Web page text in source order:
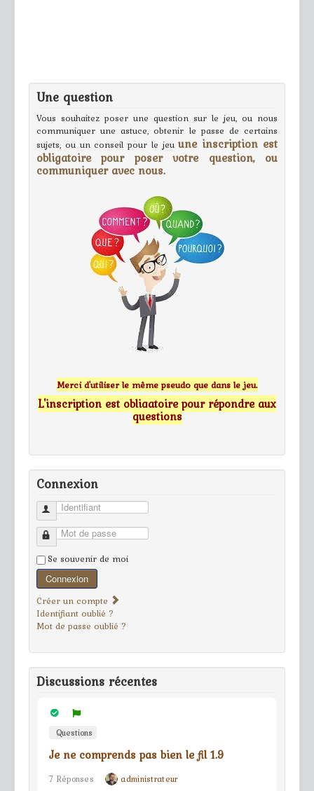
Une question
Vous souhaitez poser une question sur le jeu, ou nous
communiquer une astuce, obtenir le passe de certains
sujets, ou un conseil pour le jeuune inscription est
obligatoire pour poser votre question, ou
communiquer avec nous.
Merci d'utiliser le même pseudo que dans le jeu.
L'inscription est obligatoire pour répondre aux
questions
Connexion
Identifiant
Mot de passe
Se souvenir de moi
Connexion
Créer un compte
Identifiant oublié ?
Mot de passe oublié ?
Discussions récentes
Questions
Je ne comprends pas bien le fil 1.9
7 Réponses
administrateur